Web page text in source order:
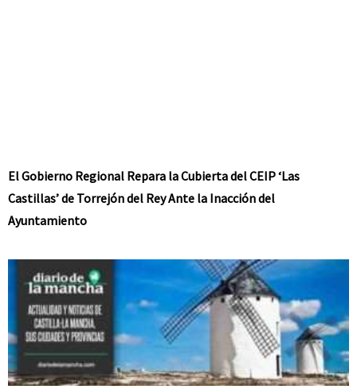
El Gobierno Regional Repara la Cubierta del CEIP ‘Las
Castillas’ de Torrejón del Rey Ante la Inacción del
Ayuntamiento